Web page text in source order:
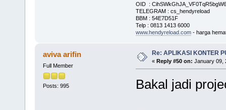
OID :
TELEGRAM : cs_hendyreload
BBM : 54E7D51F
Telp : 0813 1413 6000
www.hendyreload.com- harga
aviva arifin
Full Member
Posts: 995
Re: APLIKASI KONTER
« Reply #50 on: January 09,
Bakal jadi